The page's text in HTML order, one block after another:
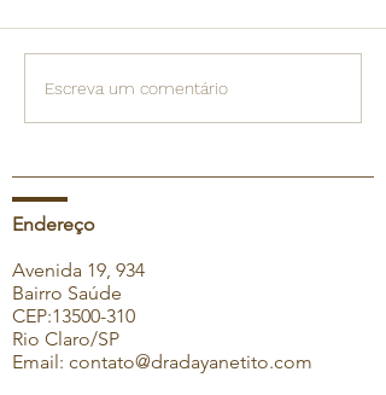
Você sabe como limpar
Escreva um comentário
Endereço
Avenida 19, 934
Bairro Saúde
CEP:13500-310
Rio Claro/SP
Email: contato@dradayanetito.com